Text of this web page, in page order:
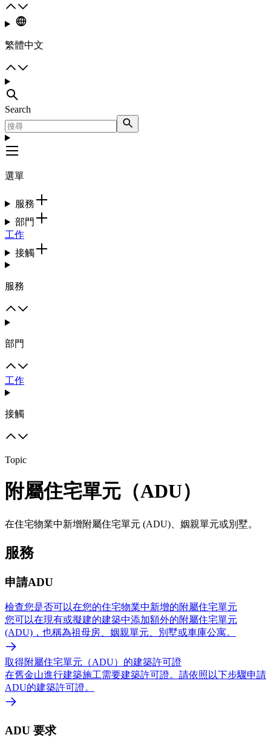
繁體中文
Search
選單
服務
部門
工作
接觸
服務
部門
工作
接觸
Topic
附屬住宅單元（ADU）
在住宅物業中新增附屬住宅單元 (ADU)、姻親單元或別墅。
服務
申請ADU
檢查您是否可以在您的住宅物業中新增的附屬住宅單元
您可以在現有或擬建的建築中添加額外的附屬住宅單元
(ADU)，也稱為祖母房、姻親單元、別墅或車庫公寓。
取得附屬住宅單元（ADU）的建築許可證
在舊金山進行建築施工需要建築許可證。請依照以下步驟申請
ADU的建築許可證。
ADU 要求